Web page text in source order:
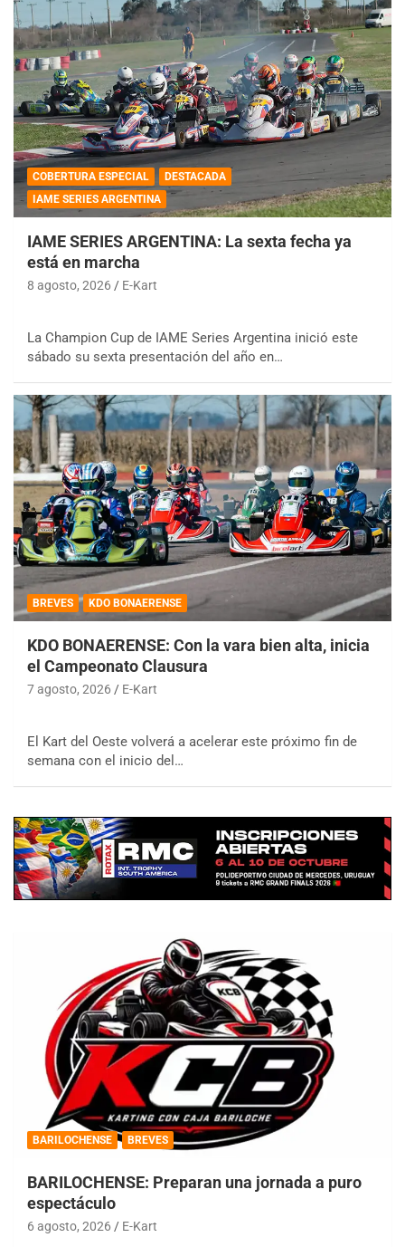
COBERTURA ESPECIAL
DESTACADA
IAME SERIES ARGENTINA
IAME SERIES ARGENTINA: La sexta fecha ya
está en marcha
8 agosto, 2026 E-Kart
La Champion Cup de IAME Series Argentina inició este
sábado su sexta presentación del año en…
BREVES KDO BONAERENSE
KDO BONAERENSE: Con la vara bien alta, inicia
el Campeonato Clausura
7 agosto, 2026 E-Kart
El Kart del Oeste volverá a acelerar este próximo fin de
semana con el inicio del…
BARILOCHENSE BREVES
BARILOCHENSE: Preparan una jornada a puro
espectáculo
6 agosto, 2026 E-Kart